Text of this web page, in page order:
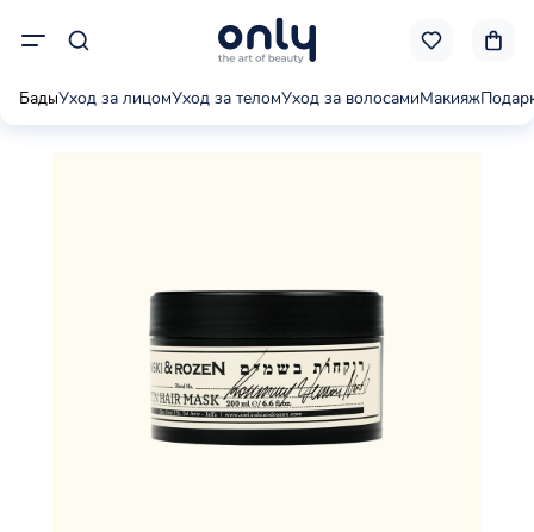
БадыУход за лицомУход за теломУход за волосамиМакияж